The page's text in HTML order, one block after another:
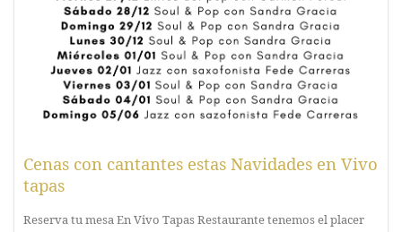
Cenas con cantantes estas Navidades en Vivo
tapas
Reserva tu mesa En Vivo Tapas Restaurante tenemos el placer